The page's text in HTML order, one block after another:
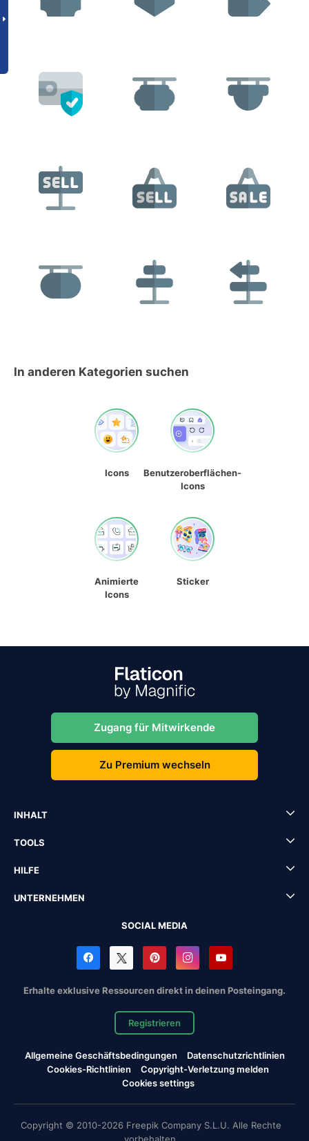
In anderen Kategorien suchen
Icons
Benutzeroberflächen-
Icons
Animierte
Icons
Sticker
Zugang für Mitwirkende
Zu Premium wechseln
INHALT
TOOLS
HILFE
UNTERNEHMEN
SOCIAL MEDIA
Erhalte exklusive Ressourcen direkt in deinen Posteingang.
Registrieren
Allgemeine Geschäftsbedingungen
Datenschutzrichtlinien
Cookies-Richtlinien
Copyright-Verletzung melden
Cookies settings
Copyright © 2010-2026 Freepik Company S.L.U. Alle Rechte